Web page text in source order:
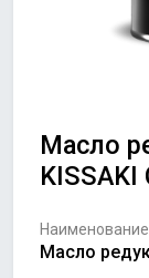
Масло
KISSAKI
Масло